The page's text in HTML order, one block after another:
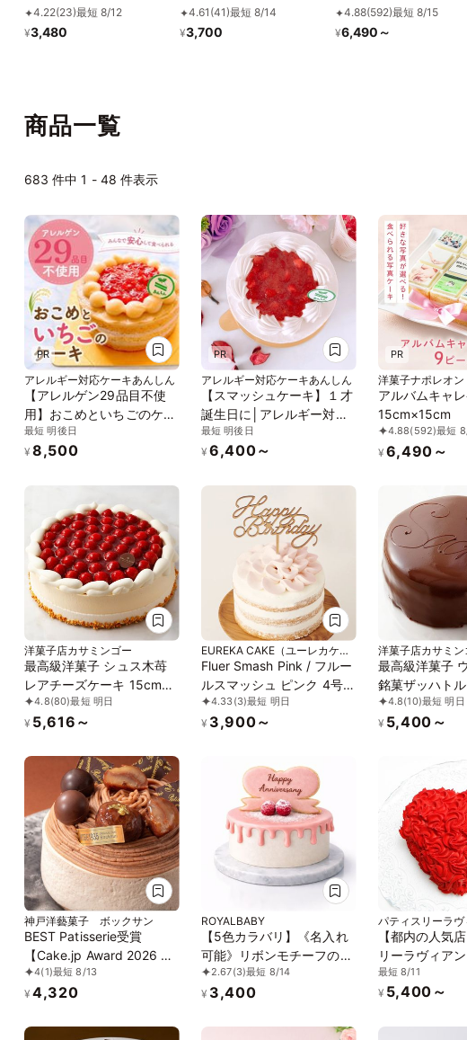
メッセージプレート 誕生日
母の日 アイドル サイズは
✦4.22(23)最短 8/12
¥3,480
名入れ メッセージ 選択可
チョコプレート お中元
✦4.61 (41)最短 8/14
¥3,700
✦4.88(592)最短 8/15
¥6,490 ～
商品一覧
683 件中 1 - 48 件表示
PR
アレルギー対応ケーキあんしん
【アレルゲン29品目不使
用】おこめといちごのケー
キ／アレルギー対応／ヴィ
ーガン、グルテンフリー、
最短 明後日
¥ 8,500
PR
アレルギー対応ケーキあんしん
【スマッシュケーキ】１才
誕生日に│アレルギー対応
ケーキ/いちごみるくケー
キ(４号)乳卵小麦不使用
最短 明後日
¥ 6,400～
PR
洋菓子ナポレオン
アルバムキャ
15cm×15cm
4.88(592)最短
¥ 6,490～
洋菓子店カサミンゴー
最高級洋菓子 シュス木苺
レアチーズケーキ 15cm
(記念日＆)
4.8(80)最短 明日
¥ 5,616～
EUREKA CAKE（ユーレカケー
キ）
Fluer Smash Pink / フルー
ルスマッシュ ピンク 4号
グルテンフリー 小麦・乳
不使用 着色料不使用
4.33 (3)最短 明日
¥ 3,900～
洋菓子店カサミン
最高級洋菓子
銘菓ザッハト
(記念日＆)
4.8(10)最短 明日
¥ 5,400～
神戸洋藝菓子 ボックサン
BEST Patisserie受賞
【Cake.jp Award 2026 ー
誕生日ケーキ部門ー】
【神戸洋藝菓子ボックサ
ム 4号 誕生日 人気通販 お
4(1)最短 8/13
¥ 4,320
ROYALBABY
【5色カラバリ】《名入れ
可能》リボンモチーフのド
リップセンイルケーキ
2.67(3)最短 8/14
¥ 3,400
パティスリーラ
【都内の人気
リーラヴィア
ートのレッドロ
ケーキ5号
最短 8/11
¥ 5,400～